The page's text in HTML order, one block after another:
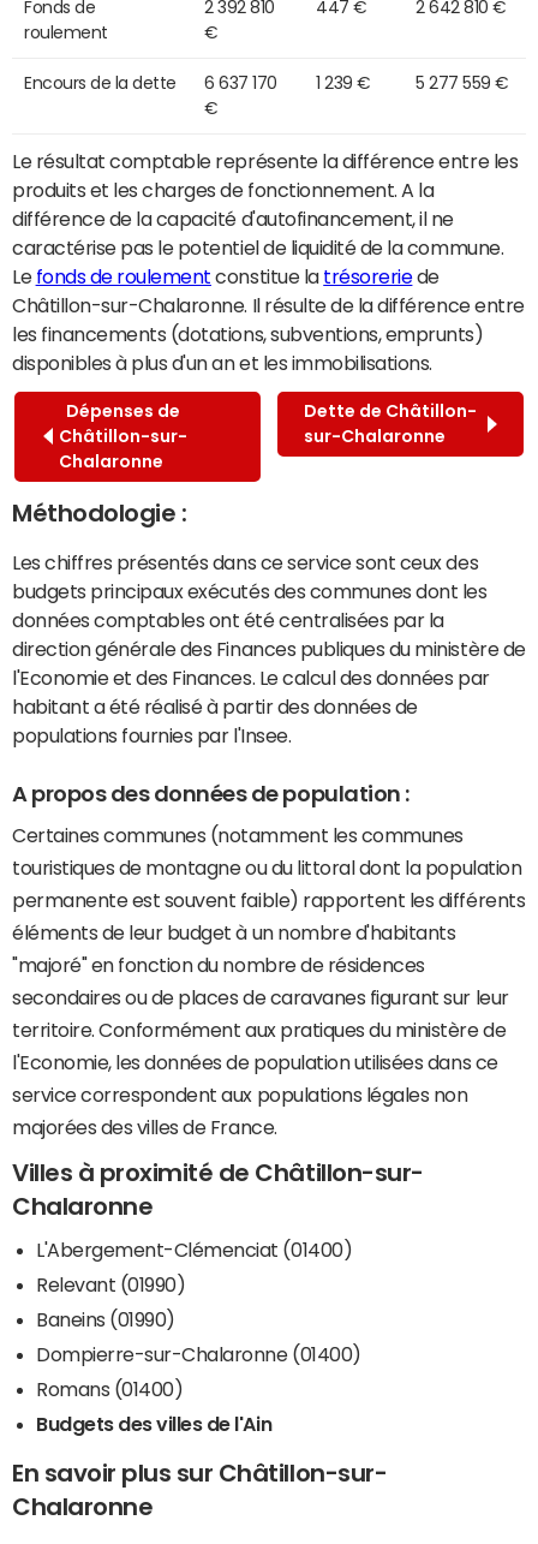
Fonds de
roulement
2 392 810
€
447 € 2 642 810 €
Encours de la dette
6 637 170
€
1 239 € 5 277 559 €
Le résultat comptable représente la différence entre les
produits et les charges de fonctionnement. A la
différence de la capacité d'autofinancement, il ne
caractérise pas le potentiel de liquidité de la commune.
Le fonds de roulement constitue la trésoreriede
Châtillon-sur-Chalaronne. Il résulte de la différence entre
les financements (dotations, subventions, emprunts)
disponibles à plus d'un an et les immobilisations.
Dépenses de
Châtillon-sur-
Chalaronne
Dette de Châtillon-
sur-Chalaronne
Méthodologie :
Les chiffres présentés dans ce service sont ceux des
budgets principaux exécutés des communes dont les
données comptables ont été centralisées par la
direction générale des Finances publiques du ministère de
l'Economie et des Finances. Le calcul des données par
habitant a été réalisé à partir des données de
populations fournies par l'Insee.
A propos des données de population :
Certaines communes (notamment les communes
touristiques de montagne ou du littoral dont la population
permanente est souvent faible) rapportent les différents
éléments de leur budget à un nombre d'habitants
"majoré" en fonction du nombre de résidences
secondaires ou de places de caravanes figurant sur leur
territoire. Conformément aux pratiques du ministère de
l'Economie, les données de population utilisées dans ce
service correspondent aux populations légales non
majorées des villes de France.
Villes à proximité de Châtillon-sur-
Chalaronne
L'Abergement-Clémenciat (01400)
Relevant (01990)
Baneins (01990)
Dompierre-sur-Chalaronne (01400)
Romans (01400)
Budgets des villes de l'Ain
En savoir plus sur Châtillon-sur-
Chalaronne